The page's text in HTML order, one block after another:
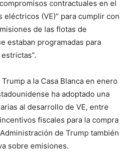
contractuales en el
(VE)” para cumplir con
de las flotas de
estaban programadas para
a la Casa Blanca en enero
ha adoptado una
al desarrollo de VE, entre
fiscales para la compra
de Trump también
sobre emisiones.